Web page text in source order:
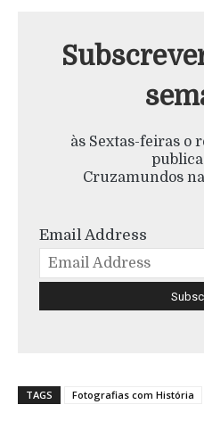
às Sextas-feiras o
Cruzamundos
Email Address
TAGS Fotografias com História